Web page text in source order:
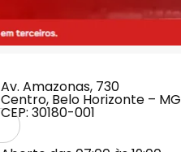
Av. Amazonas, 730
Centro, Belo Horizonte – MG
CEP: 30180-001